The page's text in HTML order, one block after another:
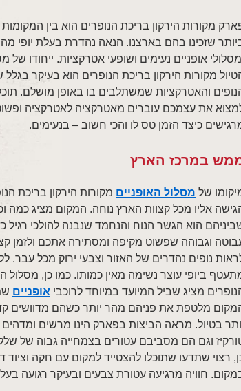
מקורות הירקון בריכת הנופרים הוא בין המקומות
שזכינו בהם בארצנו. הנאה נהדרת בעלת יופי
אופניים נעימים ושופעי אטרקציות. ייחודו של
מקורות הירקון בריכת הנופרים הוא בעיקר בגלל
והאטרקציות שמשתלבים בו באופן מושלם.
את עצמכם עוברים מאטרקציה לאטרקציה
כיצד הזמן טס לו והכי חשוב – בנעימים.
במרכז הארץ
של מסלול האופניים מקורות הירקון בריכת
אליו מכל קצוות הארץ נוחה. המקום מציג כמה
הוא הגשר הנוח והנחמד שנבנה להולכי
וגבוהה שפשוט מקיפה ומסתירה אתכם ולזמן
נופים נהדרים של האזור וצבעי ירוק מכל
ביופי עוצר נשימה מאין כמותו. כמו כן, מסלול
מציג שביל המיועד במיוחד לרוכבי אופניים
מלטפת את פניהם מהר יותר כשהם מדוושים
בטיול. מראה הביצות בפארק הינו מרשים
וגם הם מסביבם עטורים בצמחייה גבוה של
רצוי שתדעו שתוכלו להצטייד למקום עם חקה וציוד
חוויה מרגיעה עטורת צבעים ובעיקר רגועה